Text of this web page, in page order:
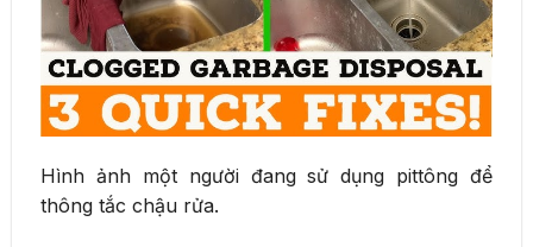
Hình ảnh một người đang sử dụng pittông để
thông tắc chậu rửa.